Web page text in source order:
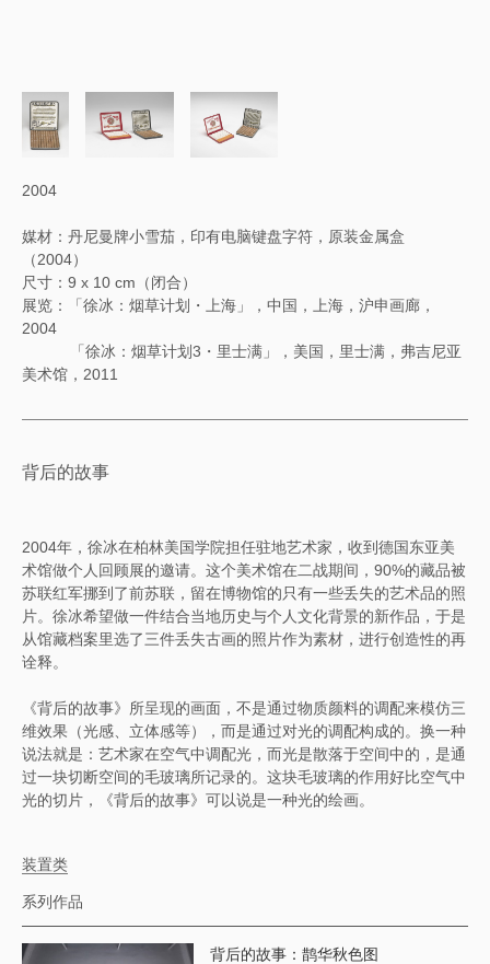
2004
媒材：丹尼曼牌小雪茄，印有电脑键盘字符，原装金属盒
（2004）
尺寸：9 x 10 cm（闭合）
展览：「徐冰：烟草计划・上海」，中国，上海，沪申画廊，
2004
「徐冰：烟草计划3・里士满」，美国，里士满，弗吉尼亚
美术馆，2011
背后的故事
2004年，徐冰在柏林美国学院担任驻地艺术家，收到德国东亚美
术馆做个人回顾展的邀请。这个美术馆在二战期间，90%的藏品被
苏联红军挪到了前苏联，留在博物馆的只有一些丢失的艺术品的照
片。徐冰希望做一件结合当地历史与个人文化背景的新作品，于是
从馆藏档案里选了三件丢失古画的照片作为素材，进行创造性的再
诠释。
《背后的故事》所呈现的画面，不是通过物质颜料的调配来模仿三
维效果（光感、立体感等），而是通过对光的调配构成的。换一种
说法就是：艺术家在空气中调配光，而光是散落于空间中的，是通
过一块切断空间的毛玻璃所记录的。这块毛玻璃的作用好比空气中
光的切片，《背后的故事》可以说是一种光的绘画。
装置类
系列作品
背后的故事：鹊华秋色图